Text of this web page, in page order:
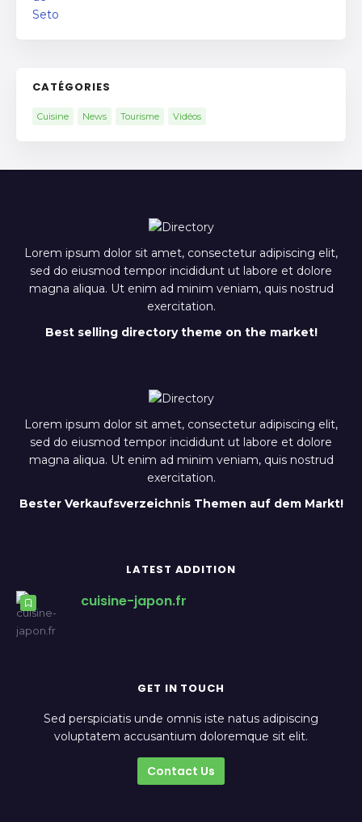
CATÉGORIES
Cuisine News Tourisme Vidéos
Lorem ipsum dolor sit amet, consectetur adipiscing elit,
sed do eiusmod tempor incididunt ut labore et dolore
magna aliqua. Ut enim ad minim veniam, quis nostrud
exercitation.
Best selling directory theme on the market!
Lorem ipsum dolor sit amet, consectetur adipiscing elit,
sed do eiusmod tempor incididunt ut labore et dolore
magna aliqua. Ut enim ad minim veniam, quis nostrud
exercitation.
Bester Verkaufsverzeichnis Themen auf dem Markt!
LATEST ADDITION
cuisine-japon.fr
GET IN TOUCH
Sed perspiciatis unde omnis iste natus adipiscing
voluptatem accusantium doloremque sit elit.
Contact Us